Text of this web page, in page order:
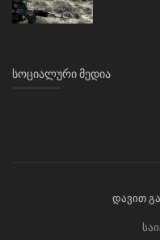
ᲡᲝᲪᲘᲐᲚᲣᲠᲘ ᲛᲔᲓᲘᲐ
დავით